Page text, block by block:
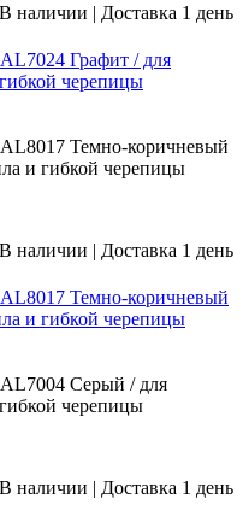
В наличии | Доставка 1 день
Графит / для
черепицы
Темно-коричневый
и гибкой черепицы
В наличии | Доставка 1 день
Темно-коричневый
и гибкой черепицы
Серый / для
черепицы
В наличии | Доставка 1 день